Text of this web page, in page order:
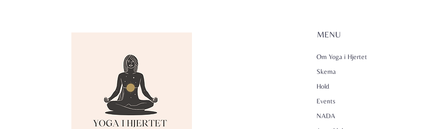
MENU
Om Yoga i Hjertet
Skema
Hold
Events
NADA